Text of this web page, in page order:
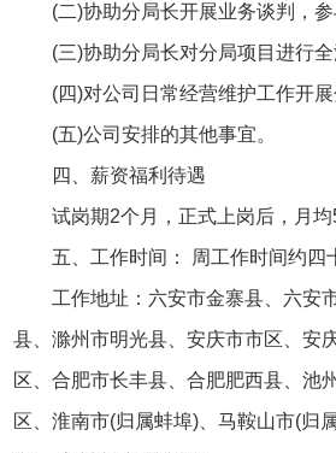
(二)协助分局长开展业务谈判，
(三)协助分局长对分局项目进行
(四)对公司日常经营维护工作开
(五)公司安排的其他事宜。
四、薪资福利待遇
试岗期2个月，正式上岗后，月均
五、工作时间： 周工作时间约四
工作地址：六安市金寨县、六安
县、滁州市明光县、安庆市市区、安
区、合肥市长丰县、合肥肥西县、池
区、淮南市(归属蚌埠)、马鞍山市(归